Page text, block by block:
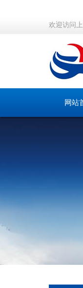
欢迎访问
网站